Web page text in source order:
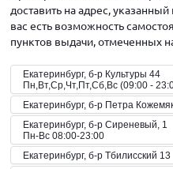
доставить на адрес,
вас есть возможность
пунктов выдачи, отмеченных
Екатеринбург, б-р Культуры 44
Пн,Вт,Ср,Чт,Пт,Сб,Вс (09:00 -
Екатеринбург, б-р Петра
Екатеринбург, б-р Сиреневый, 1
Пн-Вс 08:00-23:00
Екатеринбург, б-р Тбилисский 13